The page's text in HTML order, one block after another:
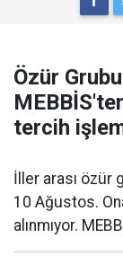
Özür
tercih
İller arası özür
10 Ağustos.
alınmıyor.